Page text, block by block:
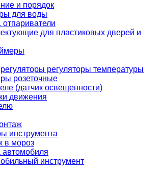
и порядок
для воды
отпариватели
для пластиковых дверей и
регуляторы температуры
розеточные
(датчик освещенности)
движения
инструмента
в мороз
автомобиля
инструмент